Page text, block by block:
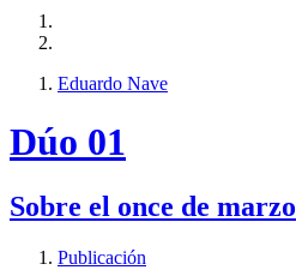
Eduardo Nave
Dúo 01
Sobre el once de marzo
Publicación